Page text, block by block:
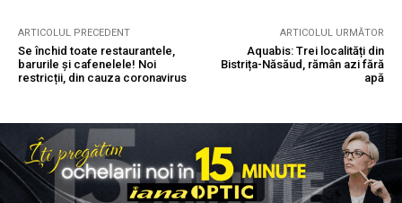
ARTICOLUL PRECEDENT
Se închid toate restaurantele,
barurile și cafenelele! Noi
restricții, din cauza coronavirus
ARTICOLUL URMĂTOR
Aquabis: Trei localități din
Bistrița-Năsăud, rămân azi fără
apă